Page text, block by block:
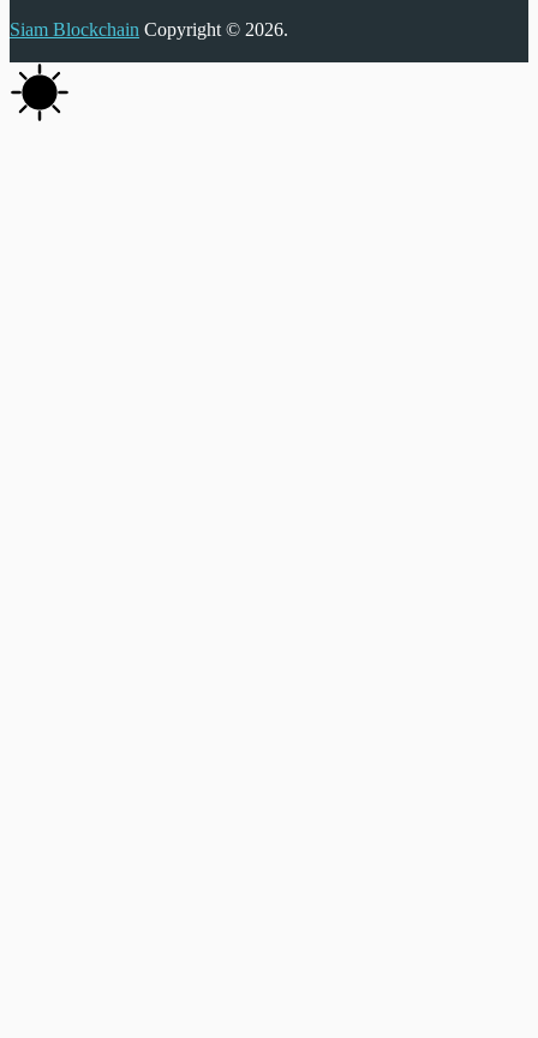
Siam Blockchain Copyright © 2026.